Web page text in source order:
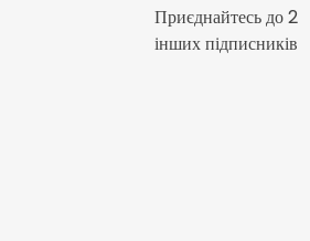
Приєднайтесь до 2
інших підписників